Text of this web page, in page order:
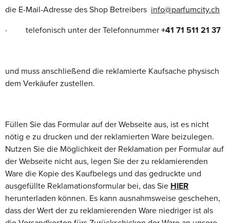
die E-Mail-Adresse des Shop Betreibers info@parfumcity.ch
· telefonisch unter der Telefonnummer +41 71 511 21 37
und muss anschließend die reklamierte Kaufsache physisch
dem Verkäufer zustellen.
Füllen Sie das Formular auf der Webseite aus, ist es nicht
nötig e zu drucken und der reklamierten Ware beizulegen.
Nutzen Sie die Möglichkeit der Reklamation per Formular auf
der Webseite nicht aus, legen Sie der zu reklamierenden
Ware die Kopie des Kaufbelegs und das gedruckte und
ausgefüllte Reklamationsformular bei, das Sie HIER
herunterladen können. Es kann ausnahmsweise geschehen,
dass der Wert der zu reklamierenden Ware niedriger ist als